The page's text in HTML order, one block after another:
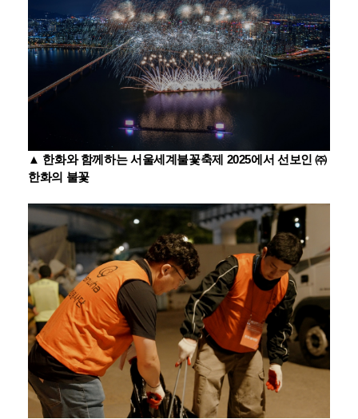
▲ 한화와 함께하는 서울세계불꽃축제 2025에서 선보인 ㈜
한화의 불꽃